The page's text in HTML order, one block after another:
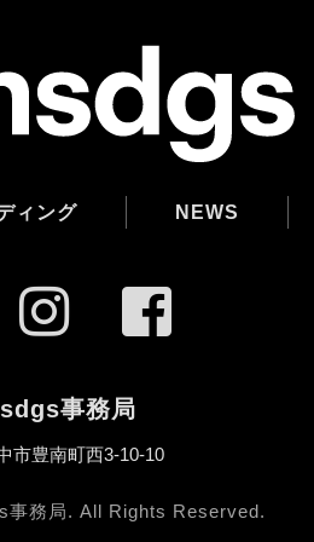
ィング NEWS
事務局
市豊南町西3-10-10
事務局. All Rights Reserved.